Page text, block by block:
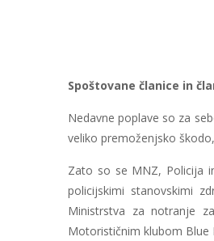
Spoštovane članice in
Nedavne poplave so za
veliko premoženjsko
Zato so se MNZ, Policija
policijskimi stanovskimi
Ministrstva za notranje
Motorističnim klubom Blue